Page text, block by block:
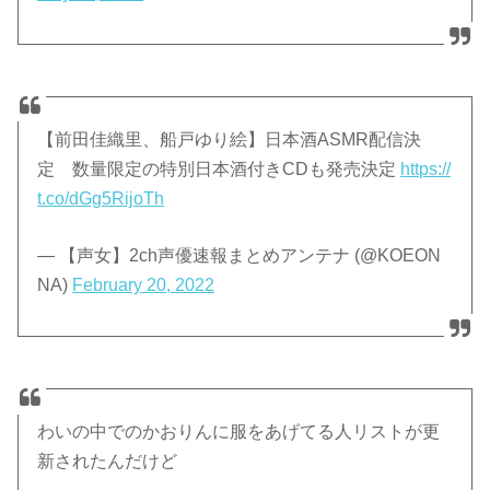
【前田佳織里、船戸ゆり絵】日本酒ASMR配信決
定 数量限定の特別日本酒付きCDも発売決定 https://
t.co/dGg5RijoTh
— 【声女】2ch声優速報まとめアンテナ (@KOEON
NA) February 20, 2022
わいの中でのかおりんに服をあげてる人リストが更
新されたんだけど